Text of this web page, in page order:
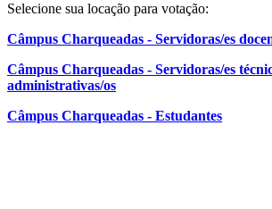
Selecione sua locação para votação:
Câmpus Charqueadas - Servidoras/es
Câmpus Charqueadas - Servidoras/es
administrativas/os
Câmpus Charqueadas - Estudantes